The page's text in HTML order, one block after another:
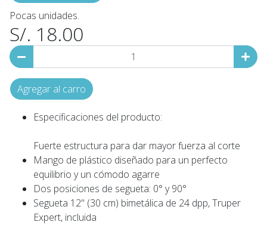
Pocas unidades.
S/. 18.00
Agregar al carro
Especificaciones del producto:
Fuerte estructura para dar mayor fuerza al corte
Mango de plástico diseñado para un perfecto
equilibrio y un cómodo agarre
Dos posiciones de segueta: 0° y 90°
Segueta 12" (30 cm) bimetálica de 24 dpp, Truper
Expert, incluida